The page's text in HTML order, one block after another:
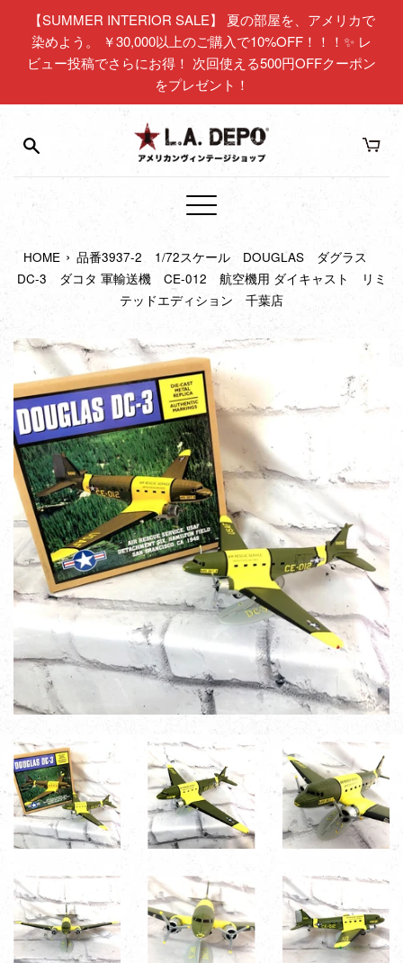
【SUMMER INTERIOR SALE】 夏の部屋を、アメリカで
染めよう。 ￥30,000以上のご購入で10%OFF！！！✨ レ
ビュー投稿でさらにお得！ 次回使える500円OFFクーポン
をプレゼント！
メ
ュ
ー
HOME › 品番3937-2 1/72スケール DOUGLAS ダグラス
DC-3 ダコタ 軍輸送機 CE-012 航空機用 ダイキャスト リミ
テッドエディション 千葉店